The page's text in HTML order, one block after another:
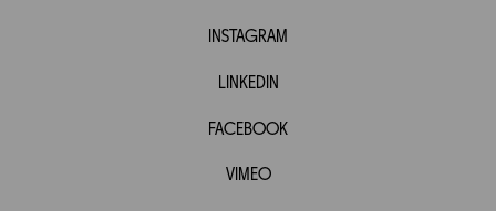
INSTAGRAM
LINKEDIN
FACEBOOK
VIMEO